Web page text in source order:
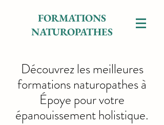
FORMATIONS
NATUROPATHES
Découvrez les meilleures
formations naturopathes à
Époye pour votre
épanouissement holistique.